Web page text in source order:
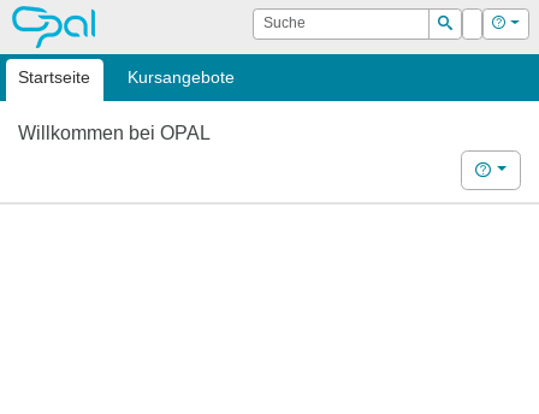
OPAL Suche
Suchen
Login Hilfe
Startseite Kursangebote
Willkommen bei OPAL
Hilfe